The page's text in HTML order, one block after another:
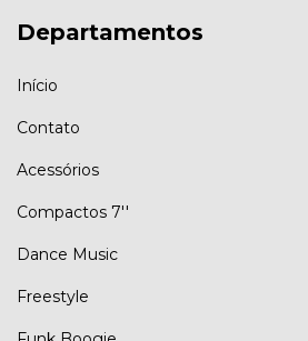
Departamentos
Início
Contato
Acessórios
Compactos 7''
Dance Music
Freestyle